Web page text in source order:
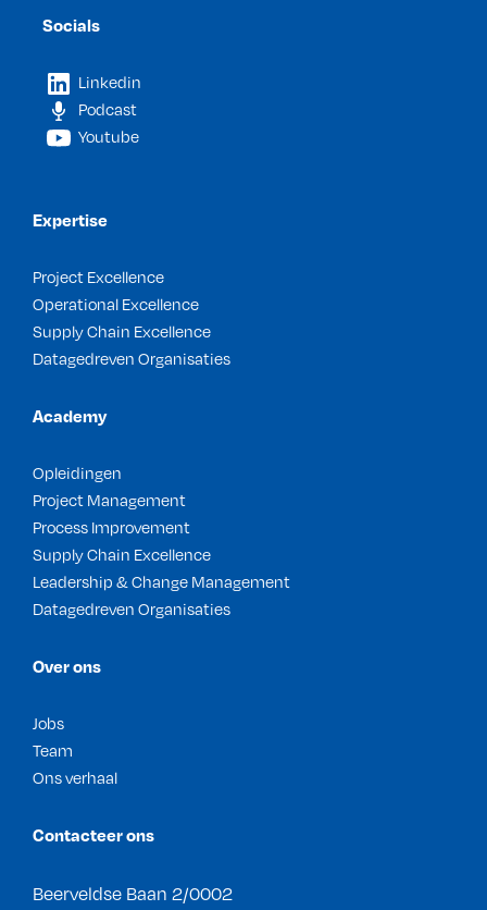
Socials
Linkedin
Podcast
Youtube
Expertise
Project Excellence
Operational Excellence
Supply Chain Excellence
Datagedreven Organisaties
Academy
Opleidingen
Project Management
Process Improvement
Supply Chain Excellence
Leadership & Change Management
Datagedreven Organisaties
Over ons
Jobs
Team
Ons verhaal
Contacteer ons
Beerveldse Baan 2/0002